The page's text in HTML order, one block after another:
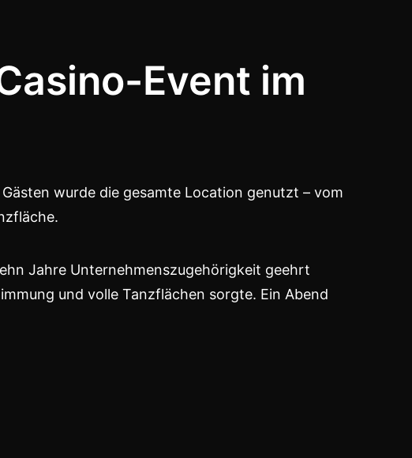
Event im
wurde die gesamte Location genutzt – vom
Jahre Unternehmenszugehörigkeit geehrt
und volle Tanzflächen sorgte. Ein Abend